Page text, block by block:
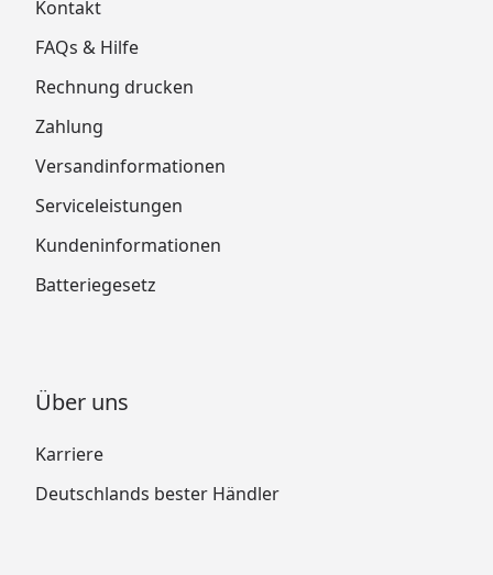
Kontakt
FAQs & Hilfe
Rechnung drucken
Zahlung
Versandinformationen
Serviceleistungen
Kundeninformationen
Batteriegesetz
Über uns
Karriere
Deutschlands bester Händler